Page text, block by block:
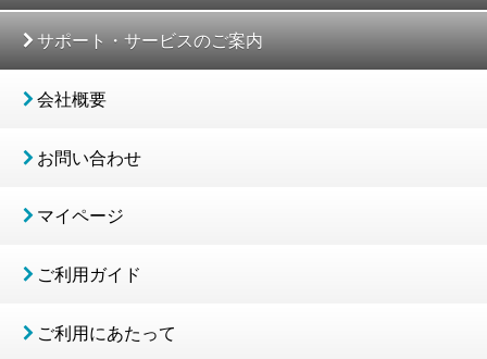
サポート・サービスのご案内
会社概要
お問い合わせ
マイページ
ご利用ガイド
ご利用にあたって